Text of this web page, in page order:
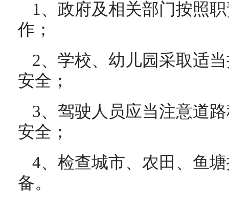
1、政府及相关部门按照
作；
2、学校、幼儿园采取适
安全；
3、驾驶人员应当注意道
安全；
4、检查城市、农田、鱼
备。